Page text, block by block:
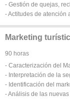
- Gestión de quejas,
- Actitudes de atención
Marketing
90 horas
- Caracterización del
- Interpretación de la
- Identificación del
- Análisis de las